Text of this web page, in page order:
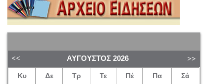
ΑΎΓΟΥΣΤΟΣ 2026
Κυ Δε Τρ Τε Πέ Πα Σά